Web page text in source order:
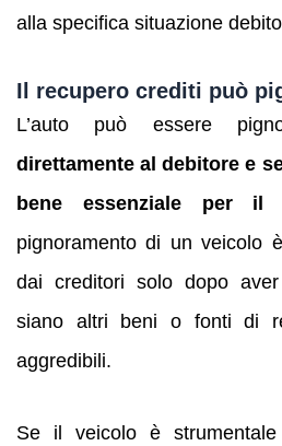
alla specifica situazione
Il recupero crediti può
L’auto può essere
direttamente al debitore e
bene essenziale per il
pignoramento di un veicolo
dai creditori solo dopo
siano altri beni o fonti di
aggredibili.
Se il veicolo è strumentale